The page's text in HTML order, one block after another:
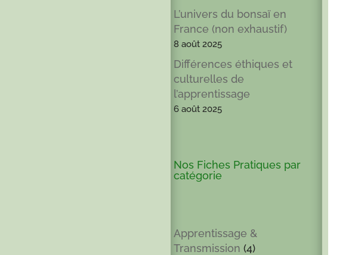
L’univers du bonsaï en
France (non exhaustif)
8 août 2025
Différences éthiques et
culturelles de
l’apprentissage
6 août 2025
Nos Fiches Pratiques par
catégorie
Apprentissage &
Transmission (4)